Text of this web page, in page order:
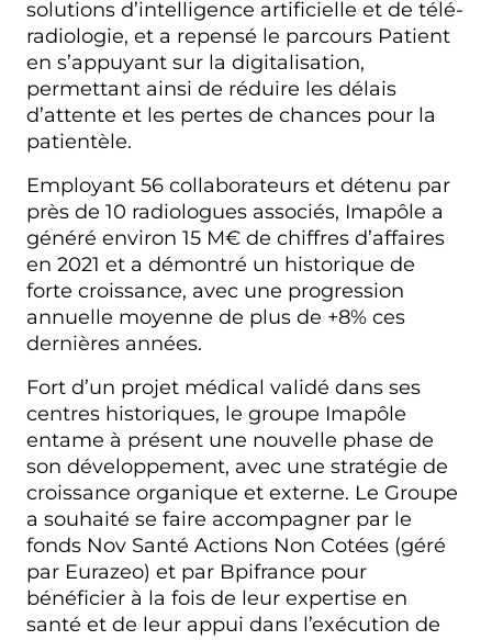
solutions d’intelligence artificielle et de télé-
radiologie, et a repensé le parcours Patient
en s’appuyant sur la digitalisation,
permettant ainsi de réduire les délais
d’attente et les pertes de chances pour la
patientèle.
Employant 56 collaborateurs et détenu par
près de 10 radiologues associés, Imapôle a
généré environ 15 M€ de chiffres d’affaires
en 2021 et a démontré un historique de
forte croissance, avec une progression
annuelle moyenne de plus de +8% ces
dernières années.
Fort d’un projet médical validé dans ses
centres historiques, le groupe Imapôle
entame à présent une nouvelle phase de
son développement, avec une stratégie de
croissance organique et externe. Le Groupe
a souhaité se faire accompagner par le
fonds Nov Santé Actions Non Cotées (géré
par Eurazeo) et par Bpifrance pour
bénéficier à la fois de leur expertise en
santé et de leur appui dans l’exécution de